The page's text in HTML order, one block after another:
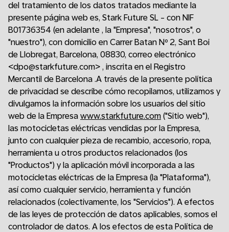
del tratamiento de los datos tratados mediante la
presente página web es, Stark Future SL - con NIF
B01736354 (en adelante , la "Empresa", "nosotros", o
"nuestro"), con domicilio en Carrer Batan Nº 2, Sant Boi
de Llobregat, Barcelona, 08830, correo electrónico
<dpo@starkfuture.com> , inscrita en el Registro
Mercantil de Barcelona .A través de la presente política
de privacidad se describe cómo recopilamos, utilizamos y
divulgamos la información sobre los usuarios del sitio
web de la Empresa www.starkfuture.com ("Sitio web"),
las motocicletas eléctricas vendidas por la Empresa,
junto con cualquier pieza de recambio, accesorio, ropa,
herramienta u otros productos relacionados (los
"Productos") y la aplicación móvil incorporada a las
motocicletas eléctricas de la Empresa (la "Plataforma"),
así como cualquier servicio, herramienta y función
relacionados (colectivamente, los "Servicios"). A efectos
de las leyes de protección de datos aplicables, somos el
controlador de datos. A los efectos de esta Política de